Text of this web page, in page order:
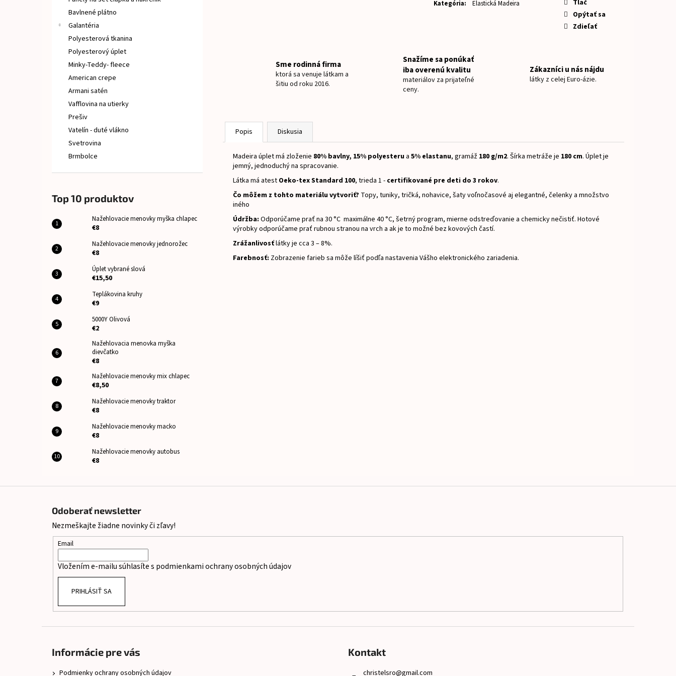
Bavlnené plátno
Galantéria
Polyesterová tkanina
Polyesterový úplet
Minky-Teddy- fleece
American crepe
Armani satén
Vafflovina na utierky
Prešiv
Vatelín - duté vlákno
Svetrovina
Brmbolce
Top 10 produktov
Nažehlovacie menovky myška chlapec
€8
Nažehlovacie menovky jednorožec
€8
Úplet vybrané slová
€15,50
Teplákovina kruhy
€9
5000Y Olivová
€2
Nažehlovacia menovka myška
dievčatko
€8
Nažehlovacie menovky mix chlapec
€8,50
Nažehlovacie menovky traktor
€8
Nažehlovacie menovky macko
€8
Nažehlovacie menovky autobus
€8
Kategória: Elastická Madeira
Tlač
Opýtať sa
Zdieľať
Sme rodinná firma
ktorá sa venuje látkam a
šitiu od roku 2016.
Snažíme sa ponúkať
iba overenú kvalitu
materiálov za prijateľné
ceny.
Zákazníci u nás nájdu
látky z celej Euro-ázie.
Popis Diskusia
Madeira úplet má zloženie 80% bavlny, 15% polyesteru a 5% elastanu, gramáž 180 g/m2. Šírka metráže je 180 cm. Úplet je
jemný, jednoduchý na spracovanie.
Látka má atest Oeko-tex Standard 100, trieda 1 - certifikované pre deti do 3 rokov.
Čo môžem z tohto materiálu vytvoriť? Topy, tuniky, tričká, nohavice, šaty voľnočasové aj elegantné, čelenky a množstvo
iného
Údržba: Odporúčame prať na 30 °C maximálne 40 °C, šetrný program, mierne odstreďovanie a chemicky nečistiť. Hotové
výrobky odporúčame prať rubnou stranou na vrch a ak je to možné bez kovových častí.
Zrážanlivosťlátky je cca 3 – 8%.
Farebnosť: Zobrazenie farieb sa môže líšiť podľa nastavenia Vášho elektronického zariadenia.
Odoberať newsletter
Nezmeškajte žiadne novinky či zľavy!
Email
Vložením e-mailu súhlasíte s podmienkami ochrany osobných údajov
PRIHLÁSIŤ SA
Informácie pre vás
Podmienky ochrany osobných údajov
Kontakt
christelsro@gmail.com